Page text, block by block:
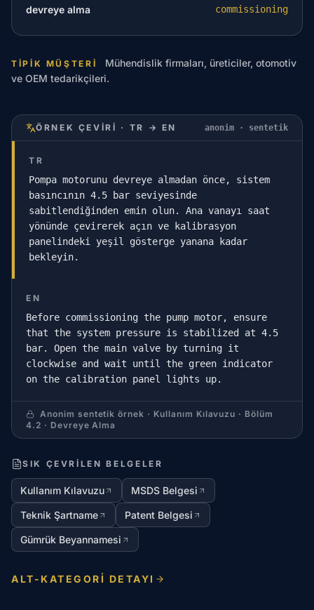
devreye alma commissioning
TIPIK MÜŞTERI
Mühendislik firmaları, üreticiler, otomotiv
ve OEM tedarikçileri.
ÖRNEK ÇEVIRI · TR → EN anonim · sentetik
TR
Pompa motorunu devreye almadan önce, sistem
basıncının 4.5 bar seviyesinde
sabitlendiğinden emin olun. Ana vanayı saat
yönünde çevirerek açın ve kalibrasyon
panelindeki yeşil gösterge yanana kadar
bekleyin.
EN
Before commissioning the pump motor, ensure
that the system pressure is stabilized at 4.5
bar. Open the main valve by turning it
clockwise and wait until the green indicator
on the calibration panel lights up.
Anonim sentetik örnek · Kullanım Kılavuzu · Bölüm
4.2 · Devreye Alma
SIK ÇEVRILEN BELGELER
Kullanım Kılavuzu MSDS Belgesi
Teknik Şartname Patent Belgesi
Gümrük Beyannamesi
ALT-KATEGORI DETAYI